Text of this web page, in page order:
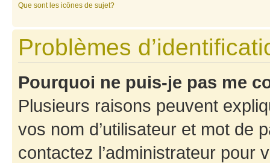
Que sont les icônes de sujet?
Problèmes
Pourquoi ne puis-je pas me
Plusieurs raisons peuvent
vos nom d’utilisateur et mot de
contactez l’administrateur pour